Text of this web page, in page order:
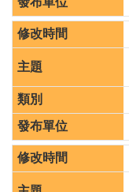
訊
錄
府
資
訊
公
開
育
兒